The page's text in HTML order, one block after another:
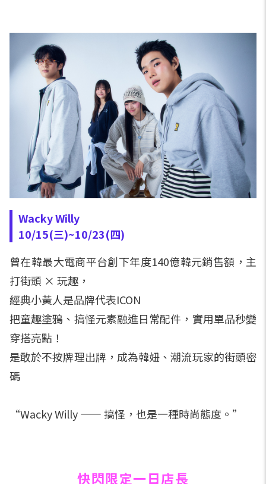
Wacky Willy
10/15(三)~10/23(四)
曾在韓最大電商平台創下年度140億韓元銷售額，主
打街頭 × 玩趣，
經典小黃人是品牌代表ICON
把童趣塗鴉、搞怪元素融進日常配件，實用單品秒變
穿搭亮點！
是敢於不按牌理出牌，成為韓妞、潮流玩家的街頭密
碼
“Wacky Willy —— 搞怪，也是一種時尚態度。”
快閃限定一日店長